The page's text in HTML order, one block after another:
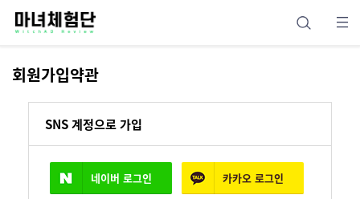
회원가입약관
SNS 계정으로 가입
네이버 로그인 카카오 로그인